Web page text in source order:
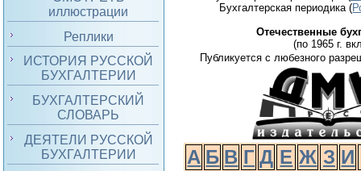
иллюстрации
Реплики
ИСТОРИЯ РУССКОЙ
БУХГАЛТЕРИИ
БУХГАЛТЕРСКИЙ
СЛОВАРЬ
ДЕЯТЕЛИ РУССКОЙ
БУХГАЛТЕРИИ
Бухгалтерская периодика(
Отечественные
(по 1965 г.
Публикуется с любезного
А Б В Г Д Е Ж З И